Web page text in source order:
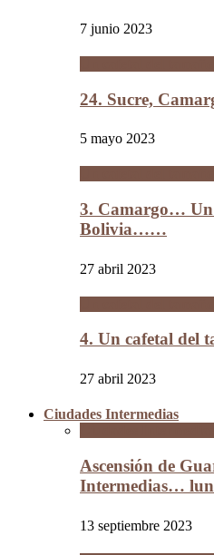
7 junio 2023
24. Sucre,
5 mayo 2023
3. Camargo… Un
Bolivia……
27 abril 2023
4. Un cafetal del
27 abril 2023
Ciudades Intermedias
Ascensión de
Intermedias…
13 septiembre 2023